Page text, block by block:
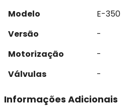
Modelo
E-350
Versão
-
Motorização
-
Válvulas
-
Informações Adicionais